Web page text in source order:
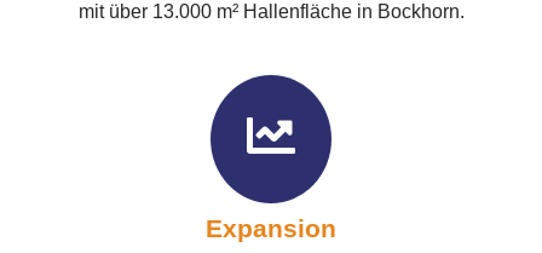
mit über 13.000 m² Hallenfläche in Bockhorn.
Expansion